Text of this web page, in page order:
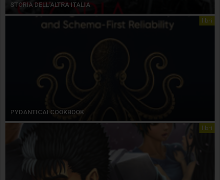
STORIA DELL’ALTRA ITALIA
libri
PYDANTICAI COOKBOOK
libri